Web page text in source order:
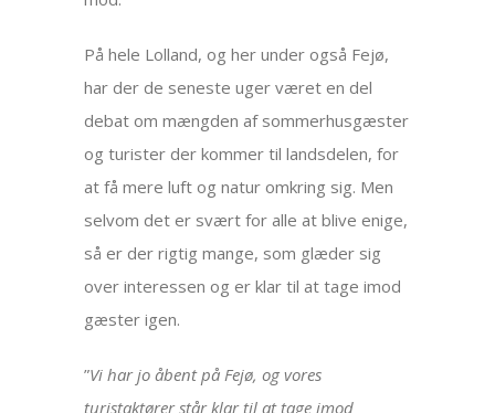
På hele Lolland, og her under også Fejø,
har der de seneste uger været en del
debat om mængden af sommerhusgæster
og turister der kommer til landsdelen, for
at få mere luft og natur omkring sig. Men
selvom det er svært for alle at blive enige,
så er der rigtig mange, som glæder sig
over interessen og er klar til at tage imod
gæster igen.
”Vi har jo åbent på Fejø, og vores
turistaktører står klar til at tage imod